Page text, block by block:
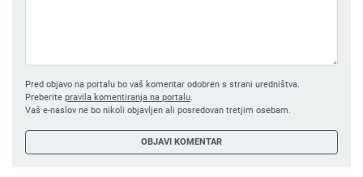
Pred objavo na portalu bo vaš komentar odobren s strani uredništva.
Preberite pravila komentiranja na portalu.
Vaš e-naslov ne bo nikoli objavljen ali posredovan tretjim osebam.